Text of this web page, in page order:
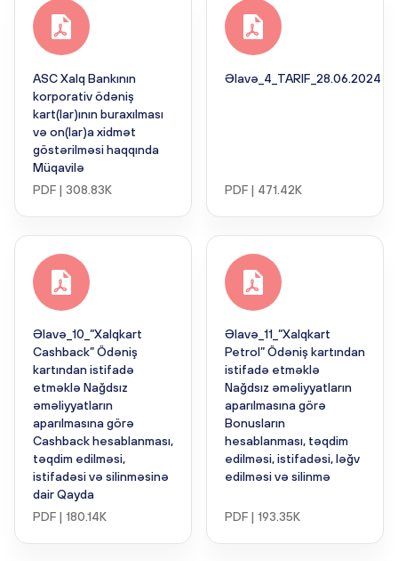
ASC Xalq Bankının
korporativ ödəniş
kart(lar)ının buraxılması
və on(lar)a xidmət
göstərilməsi haqqında
Müqavilə
PDF | 308.83K
Əlavə_4_TARIF_28.06.2024
PDF | 471.42K
Əlavə_10_“Xalqkart
Cashback” Ödəniş
kartından istifadə
etməklə Nağdsız
əməliyyatların
aparılmasına görə
Cashback hesablanması,
təqdim edilməsi,
istifadəsi və silinməsinə
dair Qayda
PDF | 180.14K
Əlavə_11_“Xalqkart
Petrol” Ödəniş kartından
istifadə etməklə
Nağdsız əməliyyatların
aparılmasına görə
Bonusların
hesablanması, təqdim
edilməsi, istifadəsi, ləğv
edilməsi və silinmə
PDF | 193.35K